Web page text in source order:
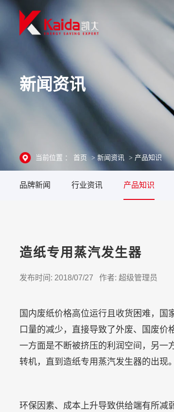
新闻资讯
当前位置 ： 首页 >新闻资讯 > 产品知识
品牌新闻 行业资讯 产品知识
造纸专用蒸汽发生器
发布时间: 2018/07/27 作者: 超级管理员
国内废纸价格高位运行且收货困难，
口量的减少，直接导致了外废、国废价
一方面是不断被挤压的利润空间，另一
转机，直到造纸专用蒸汽发生器的出现。
环保因素、成本上升导致供给端有所减